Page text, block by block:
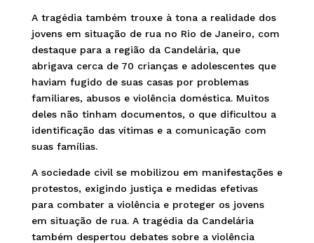
A tragédia também trouxe à tona a realidade dos
jovens em situação de rua no Rio de Janeiro, com
destaque para a região da Candelária, que
abrigava cerca de 70 crianças e adolescentes que
haviam fugido de suas casas por problemas
familiares, abusos e violência doméstica. Muitos
deles não tinham documentos, o que dificultou a
identificação das vítimas e a comunicação com
suas famílias.
A sociedade civil se mobilizou em manifestações e
protestos, exigindo justiça e medidas efetivas
para combater a violência e proteger os jovens
em situação de rua. A tragédia da Candelária
também despertou debates sobre a violência